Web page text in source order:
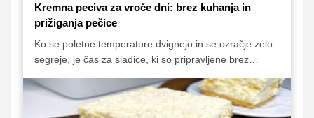
Kremna peciva za vroče dni: brez kuhanja in
prižiganja pečice
Ko se poletne temperature dvignejo in se ozračje zelo
segreje, je čas za sladice, ki so pripravljene brez
odličnih kremnih peciv, ki vas bodo navdušila tako z
okusom kot tudi s hitro in enostavno pripravo.